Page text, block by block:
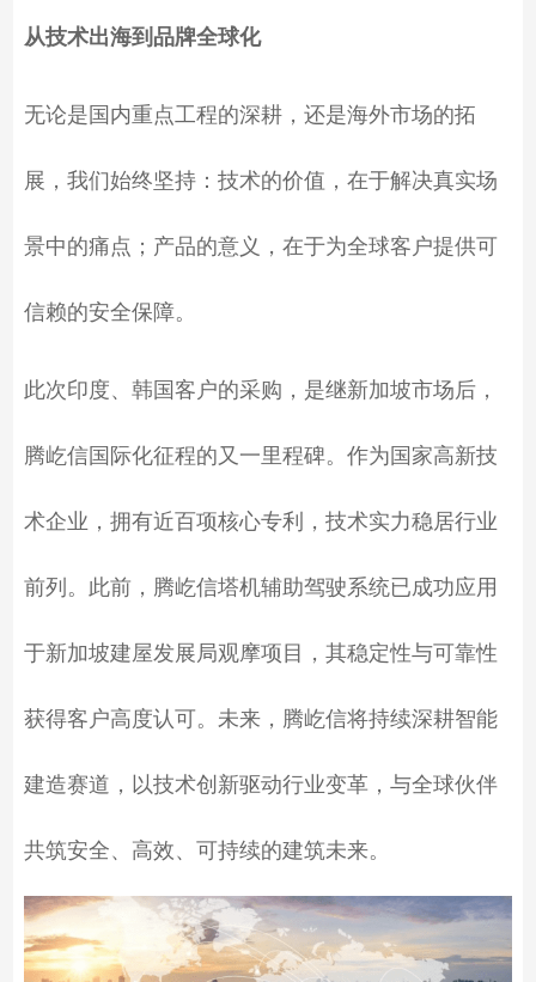
从技术出海到品牌全球化
无论是国内重点工程的深耕，还是海外市场的拓
展，我们始终坚持：技术的价值，在于解决真实场
景中的痛点；产品的意义，在于为全球客户提供可
信赖的安全保障。
此次印度、韩国客户的采购，是继新加坡市场后，
腾屹信国际化征程的又一里程碑。作为国家高新技
术企业，拥有近百项核心专利，技术实力稳居行业
前列。此前，腾屹信塔机辅助驾驶系统已成功应用
于新加坡建屋发展局观摩项目，其稳定性与可靠性
获得客户高度认可。未来，腾屹信将持续深耕智能
建造赛道，以技术创新驱动行业变革，与全球伙伴
共筑安全、高效、可持续的建筑未来。